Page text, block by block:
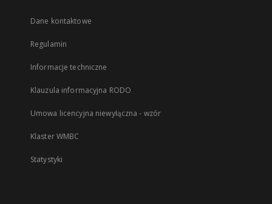
Dane kontaktowe
Regulamin
Informacje techniczne
Klauzula informacyjna RODO
Umowa licencyjna niewyłączna - wzór
Klaster WMBC
Statystyki